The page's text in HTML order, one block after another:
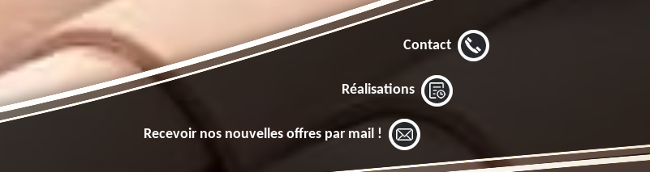
Contact
Réalisations
Recevoir nos nouvelles offres par mail !